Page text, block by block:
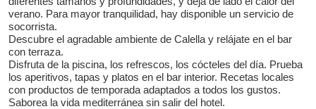
verano. Para mayor tranquilidad, hay disponible un servicio de
socorrista.
Descubre el agradable ambiente de Calella y relájate en el bar
con terraza.
Disfruta de la piscina, los refrescos, los cócteles del día. Prueba
los aperitivos, tapas y platos en el bar interior. Recetas locales
con productos de temporada adaptados a todos los gustos.
Saborea la vida mediterránea sin salir del hotel.